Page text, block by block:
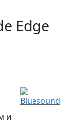
Edge
и